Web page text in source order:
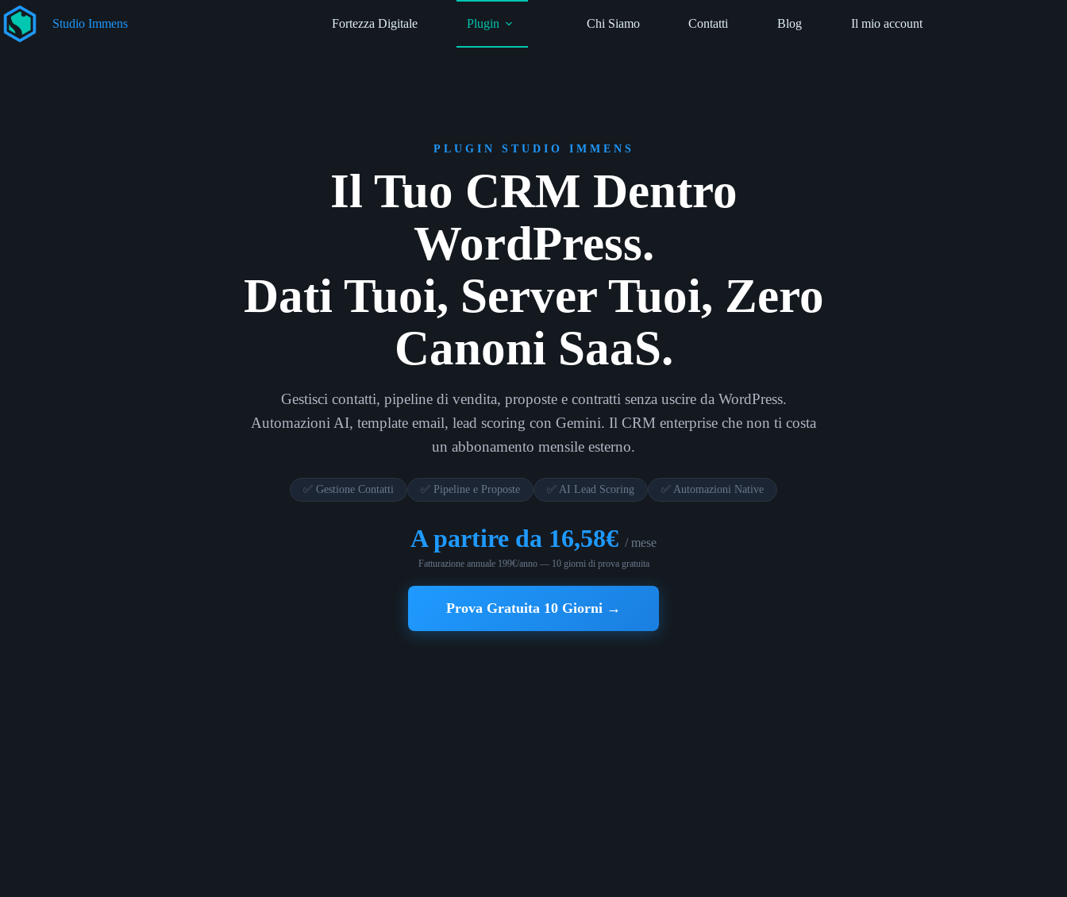
Salta
al
contenuto
Studio Immens Fortezza Digitale Plugin Chi Siamo Contatti Blog Il mio account
PLUGIN STUDIO IMMENS
Il Tuo CRM Dentro
WordPress.
Dati Tuoi, Server Tuoi, Zero
Canoni SaaS.
Gestisci contatti, pipeline di vendita, proposte e contratti senza uscire da WordPress.
Automazioni AI, template email, lead scoring con Gemini. Il CRM enterprise che non ti costa
un abbonamento mensile esterno.
✅ Gestione Contatti ✅ Pipeline e Proposte ✅ AI Lead Scoring ✅ Automazioni Native
A partire da 16,58€ / mese
Fatturazione annuale 199€/anno — 10 giorni di prova gratuita
Prova Gratuita 10 Giorni →